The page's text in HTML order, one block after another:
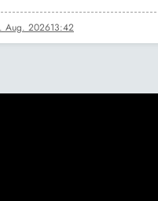
Aug. 202613:42